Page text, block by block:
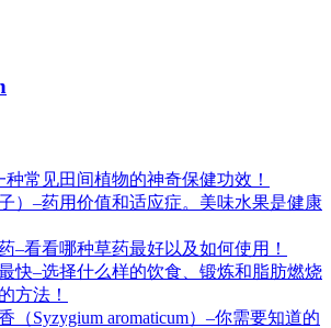
种常见田间植物的神奇保健功效！
）–药用价值和适应症。美味水果是健康
–看看哪种草药最好以及如何使用！
快–选择什么样的饮食、锻炼和脂肪燃烧
方法！
（Syzygium aromaticum）–你需要知道的